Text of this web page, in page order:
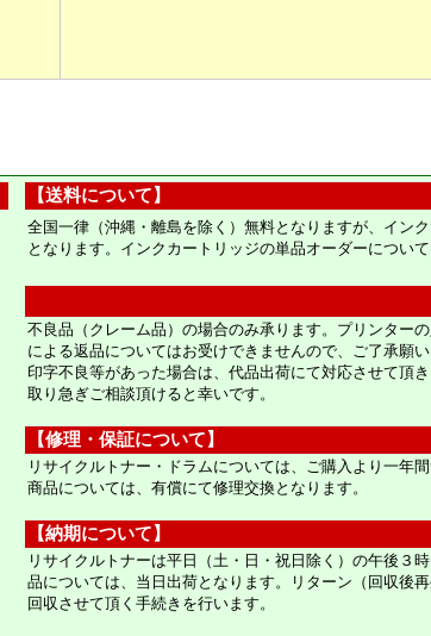
【送料について】
全国一律（沖縄・離島を除く）無料となりますが、イン
となります。インクカートリッジの単品オーダーについ
不良品（クレーム品）の場合のみ承ります。プリンター
による返品についてはお受けできませんので、ご了承願い
印字不良等があった場合は、代品出荷にて対応させて頂き
取り急ぎご相談頂けると幸いです。
【修理・保証について】
リサイクルトナー・ドラムについては、ご購入より一年
商品については、有償にて修理交換となります。
【納期について】
リサイクルトナーは平日（土・日・祝日除く）の午後３
品については、当日出荷となります。リターン（回収後
回収させて頂く手続きを行います。